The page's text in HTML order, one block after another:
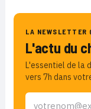
LA NEWSLETTER
L'actu du
L'essentiel de la
vers 7h dans